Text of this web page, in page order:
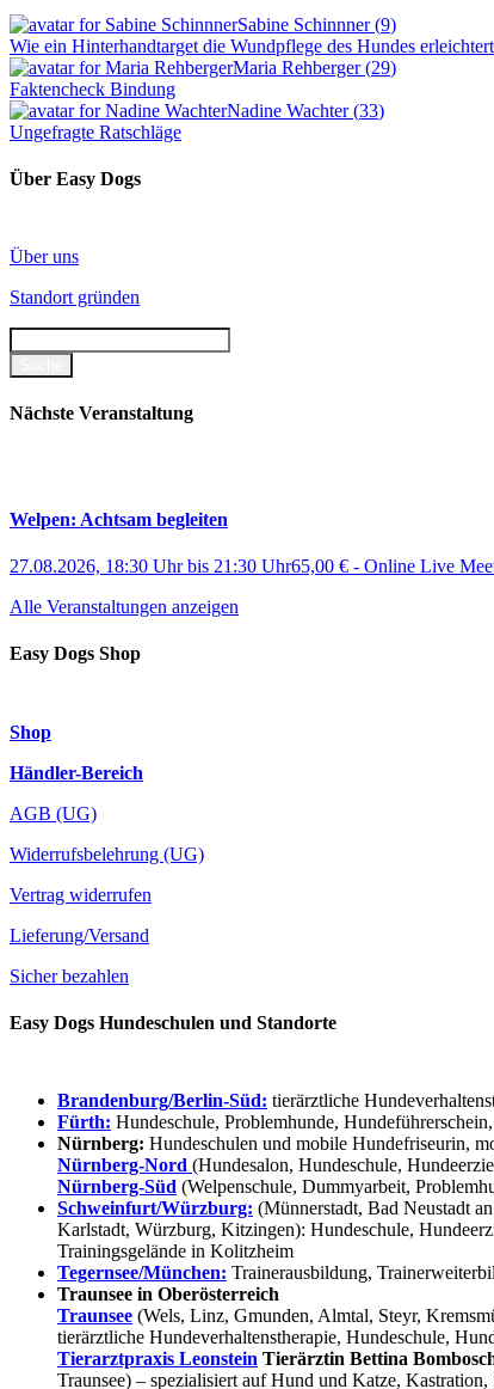
Sabine Schinnner(9)
Wie ein Hinterhandtarget die Wundpflege des Hundes erleichtert
Maria Rehberger(29)
Faktencheck Bindung
Nadine Wachter(33)
Ungefragte Ratschläge
Über Easy Dogs
Über uns
Standort gründen
Nächste Veranstaltung
Welpen: Achtsam begleiten
27.08.2026, 18:30 Uhrbis 21:30 Uhr65,00 € - Online Live
Alle Veranstaltungen anzeigen
Easy Dogs Shop
Shop
Händler-Bereich
AGB (UG)
Widerrufsbelehrung (UG)
Vertrag widerrufen
Lieferung/Versand
Sicher bezahlen
Easy Dogs Hundeschulen und Standorte
Brandenburg/Berlin-Süd: tierärztliche
Fürth: Hundeschule, Problemhunde,
Nürnberg: Hundeschulen und mobile Hundefriseurin,
Nürnberg-Nord (Hundesalon, Hundeschule,
Nürnberg-Süd (Welpenschule, Dummyarbeit,
Schweinfurt/Würzburg: (Münnerstadt, Bad Neustadt
Karlstadt, Würzburg, Kitzingen): Hundeschule,
Trainingsgelände in Kolitzheim
Tegernsee/München: Trainerausbildung,
Traunsee in Oberösterreich
Traunsee (Wels, Linz, Gmunden, Almtal, Steyr,
tierärztliche Hundeverhaltenstherapie, Hundeschule,
Tierarztpraxis Leonstein Tierärztin Bettina
Traunsee) – spezialisiert auf Hund und Katze,